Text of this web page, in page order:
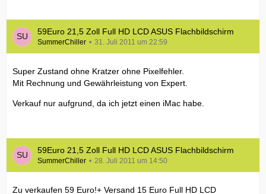
59Euro 21,5 Zoll Full HD LCD ASUS Flachbildschirm
SummerChiller 31. Juli 2011 um 22:59
Super Zustand ohne Kratzer ohne Pixelfehler.
Mit Rechnung und Gewährleistung von Expert.
Verkauf nur aufgrund, da ich jetzt einen iMac habe.
59Euro 21,5 Zoll Full HD LCD ASUS Flachbildschirm
SummerChiller 28. Juli 2011 um 14:50
Zu verkaufen 59 Euro!+ Versand 15 Euro Full HD LCD